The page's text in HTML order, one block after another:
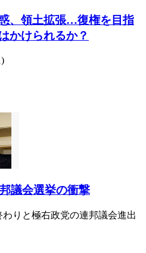
、領土拡張…復権を目指
かけられるか？
議会選挙の衝撃
わりと極右政党の連邦議会進出